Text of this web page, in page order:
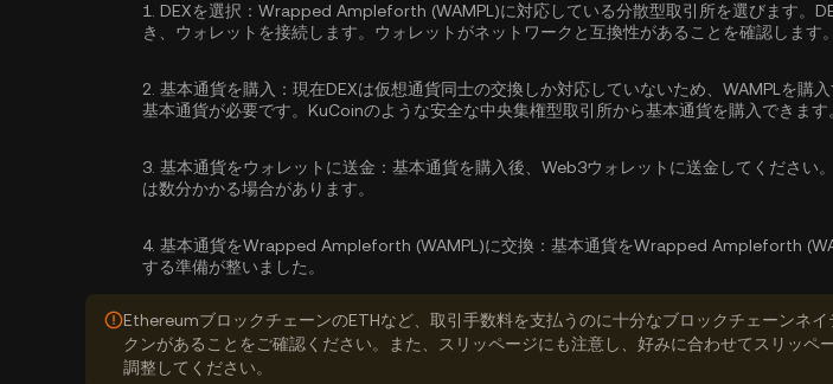
1. DEXを選択： Wrapped Ampleforth (WAMPL)に対応している分散型取引所を選びます。
き、ウォレットを接続します。ウォレットがネットワークと互換性があることを確認します。
2. 基本通貨を購入： 現在DEXは仮想通貨同士の交換しか対応していないため、WAMPLを購
基本通貨が必要です。KuCoinのような安全な中央集権型取引所から基本通貨を購入 できます
3. 基本通貨をウォレットに送金： 基本通貨を購入後、Web3ウォレットに送金してください
は数分かかる場合があります。
4. 基本通貨をWrapped Ampleforth (WAMPL)に交換： 基本通貨をWrapped Ampleforth
する準備が整いました。
EthereumブロックチェーンのETHなど、取引手数料を支払うのに十分なブロックチェーンネイ
クンがあることをご確認ください。また、スリッページにも注意し、好みに合わせてスリッペ
調整してください。